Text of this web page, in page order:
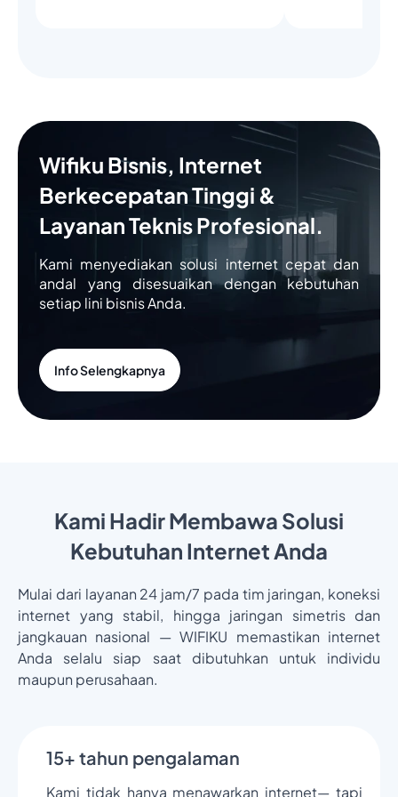
Wifiku Bisnis, Internet
Berkecepatan Tinggi &
Layanan Teknis Profesional.
Kami menyediakan solusi internet cepat dan
andal yang disesuaikan dengan kebutuhan
setiap lini bisnis Anda.
Info Selengkapnya
Kami Hadir Membawa Solusi
Kebutuhan Internet Anda
Mulai dari layanan 24 jam/7 pada tim jaringan, koneksi
internet yang stabil, hingga jaringan simetris dan
jangkauan nasional — WIFIKU memastikan internet
Anda selalu siap saat dibutuhkan untuk individu
maupun perusahaan.
15+ tahun pengalaman
Kami tidak hanya menawarkan internet— tapi